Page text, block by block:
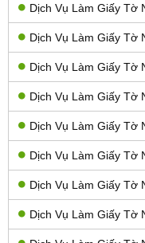
Dịch Vụ Làm Giấy Tờ
Dịch Vụ Làm Giấy Tờ
Dịch Vụ Làm Giấy Tờ
Dịch Vụ Làm Giấy Tờ
Dịch Vụ Làm Giấy Tờ
Dịch Vụ Làm Giấy Tờ
Dịch Vụ Làm Giấy Tờ
Dịch Vụ Làm Giấy Tờ